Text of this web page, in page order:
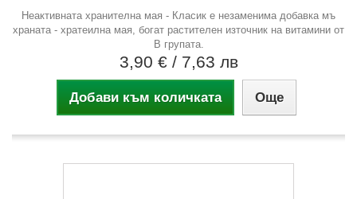
Неактивната хранителна мая - Класик е незаменима добавка мъ
храната - хратеилна мая, богат растителен източник на витамини от
В групата.
3,90 € / 7,63 лв
Добави към количката Още